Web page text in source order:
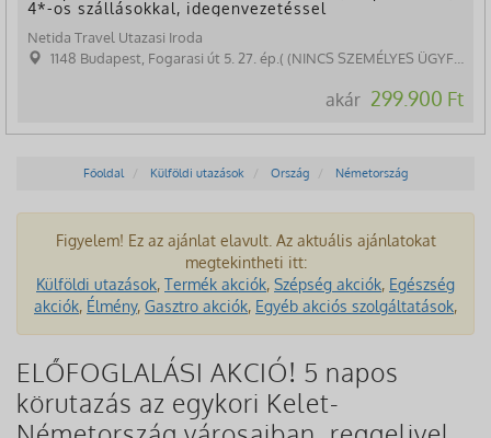
4*-os szállásokkal, idegenvezetéssel
Netida Travel Utazasi Iroda
1148 Budapest, Fogarasi út 5. 27. ép.( (NINCS SZEMÉLYES ÜGYFÉLFOGADÁS)
akár 299.900 Ft
Főoldal Külföldi utazások Ország Németország
Figyelem! Ez az ajánlat elavult. Az aktuális ajánlatokat
megtekintheti itt:
Külföldi utazások, Termék akciók, Szépség akciók, Egészség
akciók, Élmény, Gasztro akciók, Egyéb akciós szolgáltatások,
ELŐFOGLALÁSI AKCIÓ! 5 napos
körutazás az egykori Kelet-